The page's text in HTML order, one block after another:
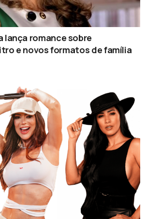
lança romance sobre
e novos formatos de família